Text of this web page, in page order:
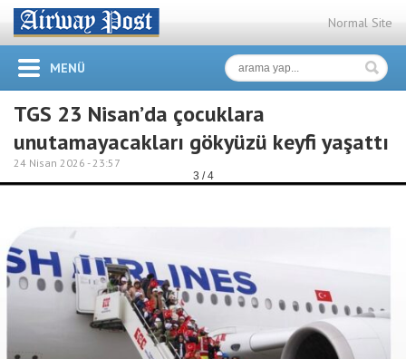
Normal Site
MENÜ
TGS 23 Nisan’da çocuklara
unutamayacakları gökyüzü keyfi yaşattı
24 Nisan 2026 -23:57
3 / 4